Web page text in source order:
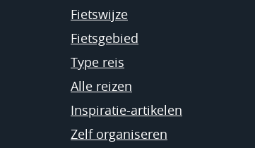
Fietswijze
Fietsgebied
Type reis
Alle reizen
Inspiratie-artikelen
Zelf organiseren